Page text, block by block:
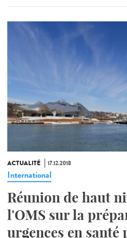
ACTUALITÉ 17.12.2018
International
Réunion de haut
l'OMS sur la
urgences en santé